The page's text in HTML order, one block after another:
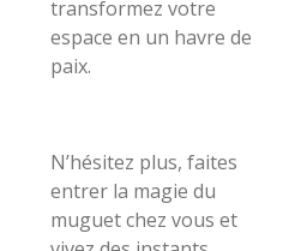
transformez votre
espace en un havre de
paix.
N’hésitez plus, faites
entrer la magie du
muguet chez vous et